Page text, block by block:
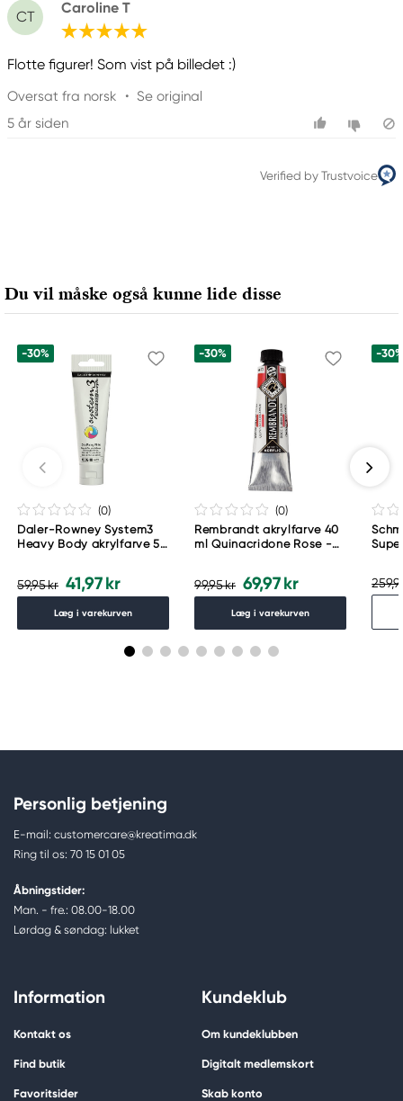
CT
Caroline T
Flotte figurer! Som vist på billedet :)
Oversat fra norsk • Se original
5 år siden
Verified by Trustvoice
Du vil måske også kunne lide disse
-30%
(0)
Daler-Rowney System3
Heavy Body akrylfarve 59
59,95 kr 41,97 kr
Læg i varekurven
-30%
(0)
Rembrandt akrylfarve 40
ml Quinacridone Rose -
99,95 kr 69,97 kr
Læg i varekurven
-
Personlig betjening
E-mail: customercare@kreatima.dk
Ring til os: 70 15 01 05
Åbningstider:
Man. - fre.: 08.00-18.00
Lørdag & søndag: lukket
Information
Kontakt os
Find butik
Favoritsider
Kundeklub
Om kundeklubben
Digitalt medlemskort
Skab konto